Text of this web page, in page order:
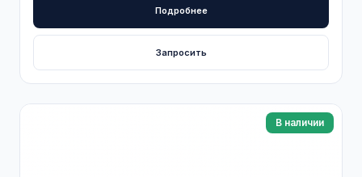
Подробнее
Запросить
В наличии